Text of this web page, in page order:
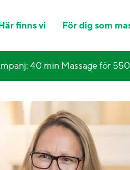
finns vi För dig som
40 min Massage för